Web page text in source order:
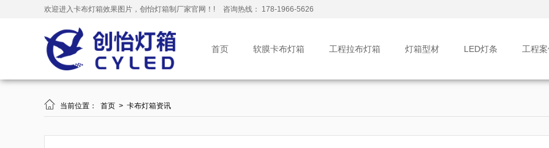
欢迎进入卡布灯箱效果图片，创怡灯箱制厂家官网！! 咨询热线： 178-1966-5626
首页 软膜卡布灯箱 工程拉布灯箱 灯箱型材 LED灯条 工程
 当前位置： 首页 > 卡布灯箱资讯